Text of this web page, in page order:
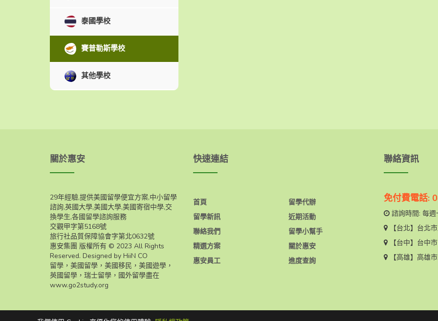
泰國學校
賽普勒斯學校
其他學校
關於惠安
29年經驗,提供美國留學便宜方案,中小留學
諮詢,英國大學,美國大學,美國寄宿中學,交
換學生,各國留學諮詢服務
交觀甲字第5168號
旅行社品質保障協會字第北0632號
惠安集團 版權所有 © 2023 All Rights
Reserved. Designed by HiiN CO
留學，美國留學，美國移民，美國遊學，
英國留學，瑞士留學，國外留學盡在
www.go2study.org
快速連結
首頁
留學新訊
聯絡我們
精選方案
惠安員工
留學代辦
近期活動
留學小幫手
關於惠安
進度查詢
聯絡資訊
免付費電話:
諮詢時間: 每週
【台北】 台北
【台中】 台中
【高雄】 高雄